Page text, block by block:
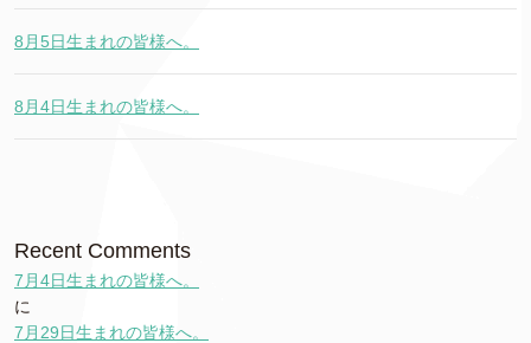
8月5日生まれの皆様へ。
8月4日生まれの皆様へ。
Recent Comments
7月4日生まれの皆様へ。
に
7月29日生まれの皆様へ。